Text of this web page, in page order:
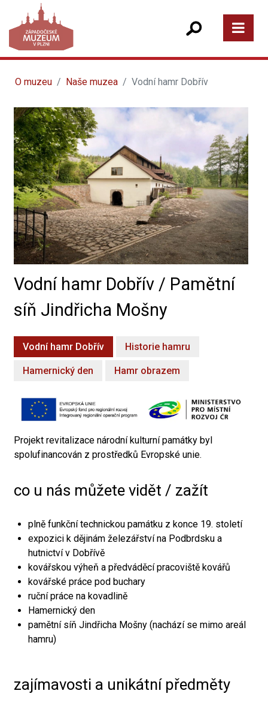
O muzeu Naše muzea Vodní hamr Dobřív
Vodní hamr Dobřív / Pamětní
síň Jindřicha Mošny
Vodní hamr Dobřív Historie hamru
Hamernický den Hamr obrazem
Projekt revitalizace národní kulturní památky byl
spolufinancován z prostředků Evropské unie.
co u nás můžete vidět / zažít
plně funkční technickou památku z konce 19. století
expozici k dějinám železářství na Podbrdsku a
hutnictví v Dobřívě
kovářskou výheň a předváděcí pracoviště kovářů
kovářské práce pod buchary
ruční práce na kovadlině
Hamernický den
pamětní síň Jindřicha Mošny (nachází se mimo areál
hamru)
zajímavosti a unikátní předměty